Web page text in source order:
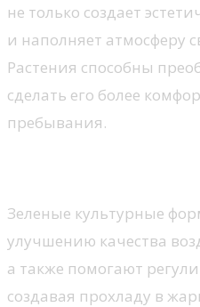
не только создает
и наполняет атмосферу
Растения способны
сделать его более
пребывания.
Зеленые культурные
улучшению качества
а также помогают
создавая прохладу в